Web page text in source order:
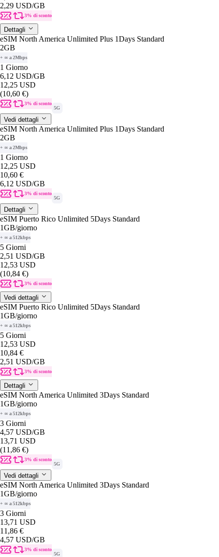
2,29 USD/GB
3% di sconto
Dettagli
eSIM North America Unlimited Plus 1Days Standard
2GB
+ ∞ a 2Mbps
1 Giorno
6,12 USD/GB
12,25 USD
(10,60 €)
3% di sconto
5G
Vedi dettagli
eSIM North America Unlimited Plus 1Days Standard
2GB
+ ∞ a 2Mbps
1 Giorno
12,25 USD
10,60 €
6,12 USD/GB
3% di sconto
5G
Dettagli
eSIM Puerto Rico Unlimited 5Days Standard
1GB/giorno
+ ∞ a 512kbps
5 Giorni
2,51 USD/GB
12,53 USD
(10,84 €)
3% di sconto
Vedi dettagli
eSIM Puerto Rico Unlimited 5Days Standard
1GB/giorno
+ ∞ a 512kbps
5 Giorni
12,53 USD
10,84 €
2,51 USD/GB
3% di sconto
Dettagli
eSIM North America Unlimited 3Days Standard
1GB/giorno
+ ∞ a 512kbps
3 Giorni
4,57 USD/GB
13,71 USD
(11,86 €)
3% di sconto
5G
Vedi dettagli
eSIM North America Unlimited 3Days Standard
1GB/giorno
+ ∞ a 512kbps
3 Giorni
13,71 USD
11,86 €
4,57 USD/GB
3% di sconto
5G